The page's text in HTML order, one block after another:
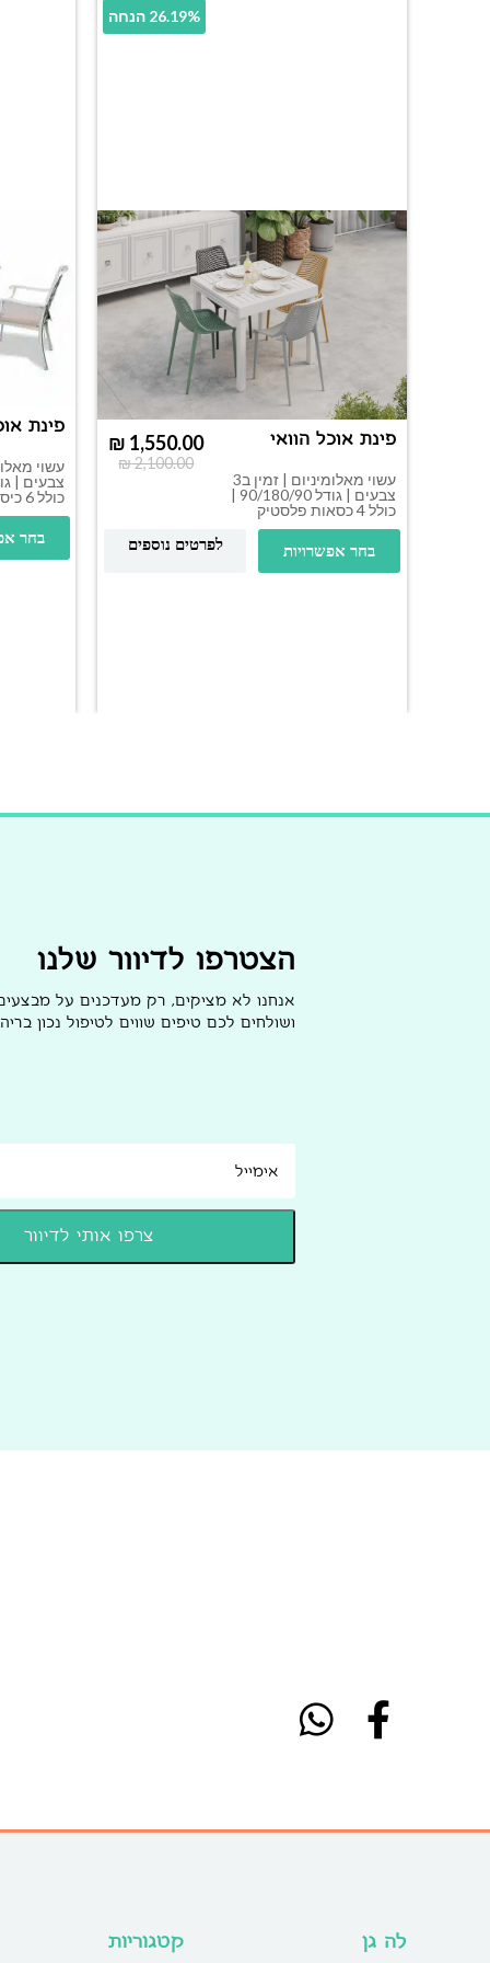
26.19% הנחה
פינת אוכל הוואי
עשוי מאלומיניום | זמין ב3
צבעים | גודל 90/180/90 |
כולל 4 כסאות פלסטיק
₪2,100.00
₪ 1,550.00
בחר אפשרויות לפרטים נוספים
פינת
כולל 6 כיסאות
בחר
הצטרפו לדיוור שלנו
אנחנו לא מציקים, רק מעדכנים על
ושולחים לכם טיפים שווים לטיפול נכון
לה גן קטגוריות